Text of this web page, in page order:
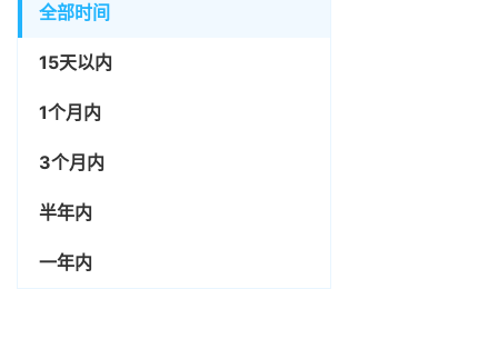
全部时间
15天以内
1个月内
3个月内
半年内
一年内